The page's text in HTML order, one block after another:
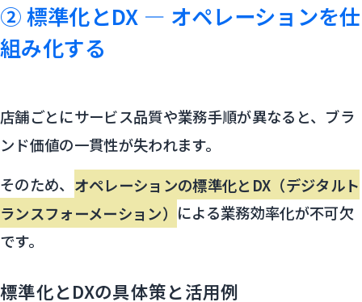
② 標準化とDX ― オペレーションを仕
組み化する
店舗ごとにサービス品質や業務手順が異なると、ブラ
ンド価値の一貫性が失われます。
そのため、 オペレーションの標準化とDX（デジタルト
ランスフォーメーション） による業務効率化が不可欠
です。
標準化とDXの具体策と活用例